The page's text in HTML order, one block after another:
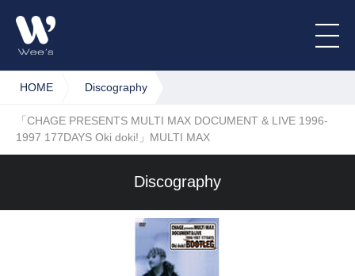
HOME Discography
「CHAGE PRESENTS MULTI MAX DOCUMENT & LIVE 1996-
1997 177DAYS Oki doki!」MULTI MAX
Discography